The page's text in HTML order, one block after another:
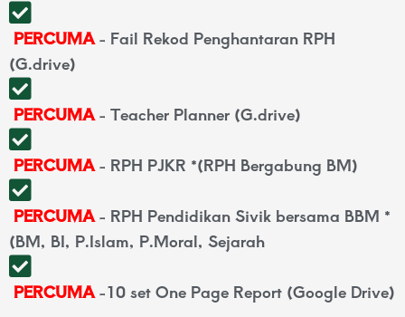
PERCUMA - Fail Rekod Penghantaran RPH
(G.drive)
PERCUMA - Teacher Planner (G.drive)
PERCUMA - RPH PJKR *(RPH Bergabung BM)
PERCUMA - RPH Pendidikan Sivik bersama BBM *
(BM, BI, P.Islam, P.Moral, Sejarah
PERCUMA -10 set One Page Report (Google Drive)